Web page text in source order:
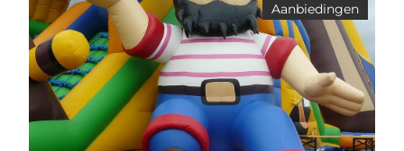
Aanbiedingen